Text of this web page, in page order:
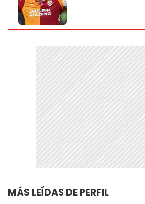
MÁS LEÍDAS DE PERFIL